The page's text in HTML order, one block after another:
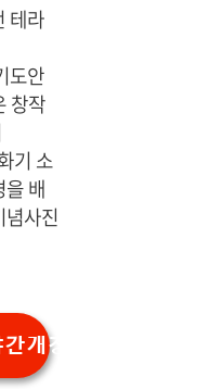
테라
도안
창작
기 소
을 배
사진
개장 예약하기